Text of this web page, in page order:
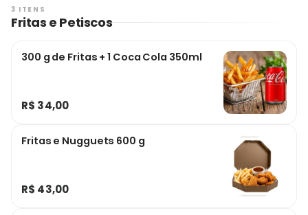
3 ITENS
Fritas e Petiscos
300 g de Fritas + 1 Coca Cola 350ml
R$ 34,00
Fritas e Nugguets 600 g
R$ 43,00